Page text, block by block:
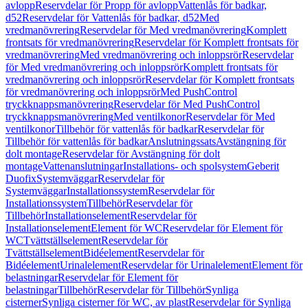
avloppReservdelar för Propp för avloppVattenlås för badkar,
d52Reservdelar för Vattenlås för badkar, d52Med
vredmanövreringReservdelar för Med vredmanövreringKomplett
frontsats för vredmanövreringReservdelar för Komplett frontsats för
vredmanövreringMed vredmanövrering och inloppsrörReservdelar
för Med vredmanövrering och inloppsrörKomplett frontsats för
vredmanövrering och inloppsrörReservdelar för Komplett frontsats
för vredmanövrering och inloppsrörMed PushControl
tryckknappsmanövreringReservdelar för Med PushControl
tryckknappsmanövreringMed ventilkonorReservdelar för Med
ventilkonorTillbehör för vattenlås för badkarReservdelar för
Tillbehör för vattenlås för badkarAnslutningssatsAvstängning för
dolt montageReservdelar för Avstängning för dolt
montageVattenanslutningarInstallations- och spolsystemGeberit
DuofixSystemväggarReservdelar för
SystemväggarInstallationssystemReservdelar för
InstallationssystemTillbehörReservdelar för
TillbehörInstallationselementReservdelar för
InstallationselementElement för WCReservdelar för Element för
WCTvättställselementReservdelar för
TvättställselementBidéelementReservdelar för
BidéelementUrinalelementReservdelar för UrinalelementElement för
belastningarReservdelar för Element för
belastningarTillbehörReservdelar för TillbehörSynliga
cisternerSynliga cisterner för WC, av plastReservdelar för Synliga